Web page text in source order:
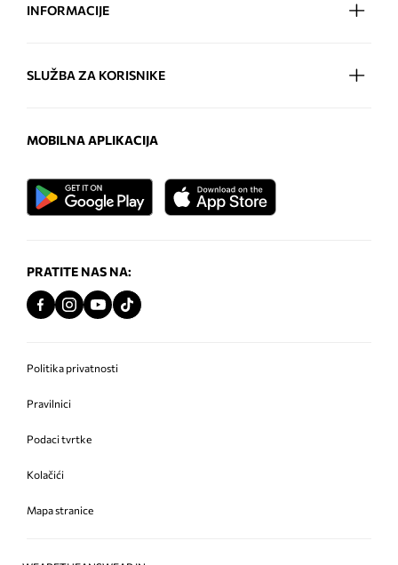
INFORMACIJE
SLUŽBA ZA KORISNIKE
MOBILNA APLIKACIJA
PRATITE NAS NA:
Politika privatnosti
Pravilnici
Podaci tvrtke
Kolačići
Mapa stranice